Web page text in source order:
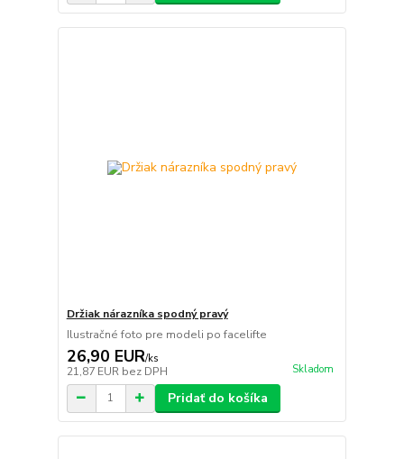
Držiak nárazníka spodný pravý
Ilustračné foto pre modeli po facelifte
26,90 EUR/ks
21,87 EUR bez DPH Skladom
Pridať do košíka